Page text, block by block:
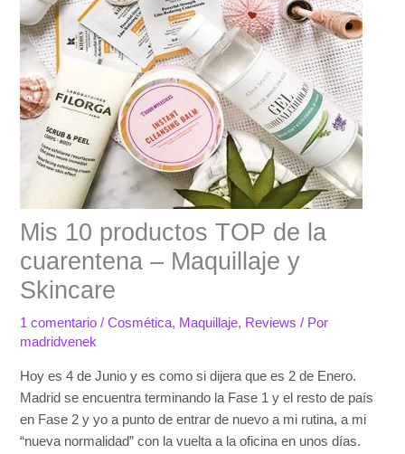
Mis 10 productos TOP de la
cuarentena – Maquillaje y
Skincare
1 comentario /Cosmética, Maquillaje, Reviews / Por
madridvenek
Hoy es 4 de Junio y es como si dijera que es 2 de Enero.
Madrid se encuentra terminando la Fase 1 y el resto de país
en Fase 2 y yo a punto de entrar de nuevo a mi rutina, a mi
“nueva normalidad” con la vuelta a la oficina en unos días.